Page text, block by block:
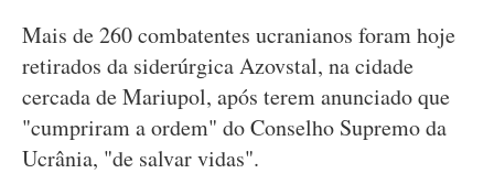
Mais de 260 combatentes ucranianos foram hoje
retirados da siderúrgica Azovstal, na cidade
cercada de Mariupol, após terem anunciado que
"cumpriram a ordem" do Conselho Supremo da
Ucrânia, "de salvar vidas".